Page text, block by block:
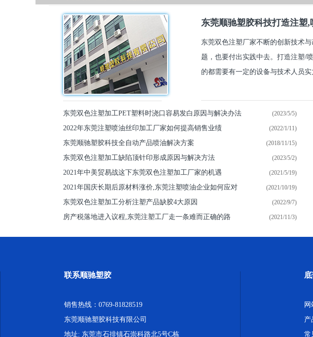
东莞顺驰塑胶科技打造注塑,
东莞双色注塑厂家不断的创新技术
题，也要付出实践中去。打造注塑/
的都需要有一定的设备与技术人员
(2023/5/5)
东莞双色注塑加工PET塑料时浇口容易发白原因与解决办法
(2022/1/11)
2022年东莞注塑喷油丝印加工厂家如何提高销售业绩
(2018/11/15)
东莞顺驰塑胶科技全自动产品喷油解决方案
(2023/5/2)
东莞双色注塑加工缺陷顶针印形成原因与解决方法
(2021/5/19)
2021年中美贸易战这下东莞双色注塑加工厂家的机遇
(2021/10/19)
2021年国庆长期后原材料涨价,东莞注塑喷油企业如何应对
(2022/9/7)
东莞双色注塑加工分析注塑产品缺胶4大原因
(2021/11/3)
房产税落地进入议程,东莞注塑工厂走一条难而正确的路
联系顺驰塑胶
销售热线：0769-81828519
东莞顺驰塑胶科技有限公司
地址: 东莞市石排镇石崇科路北5号C栋
网
产
常